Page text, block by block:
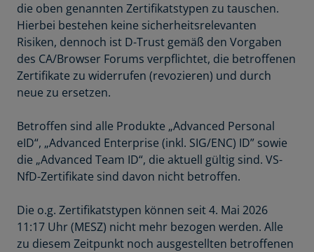
die oben genannten Zertifikatstypen zu tauschen.
Hierbei bestehen keine sicherheitsrelevanten
Risiken, dennoch ist D-Trust gemäß den Vorgaben
des CA/Browser Forums verpflichtet, die betroffenen
Zertifikate zu widerrufen (revozieren) und durch
neue zu ersetzen.
Betroffen sind alle Produkte „Advanced Personal
eID“, „Advanced Enterprise (inkl. SIG/ENC) ID” sowie
die „Advanced Team ID“, die aktuell gültig sind. VS-
NfD-Zertifikate sind davon nicht betroffen.
Die o.g. Zertifikatstypen können seit 4. Mai 2026
11:17 Uhr (MESZ) nicht mehr bezogen werden. Alle
zu diesem Zeitpunkt noch ausgestellten betroffenen